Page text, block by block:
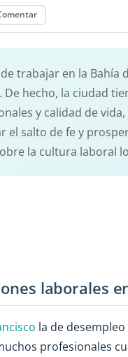
trabajar en la Bahía
De hecho, la ciudad
y calidad de
el salto de fe y
la cultura laboral
laborales
la de
profesionales